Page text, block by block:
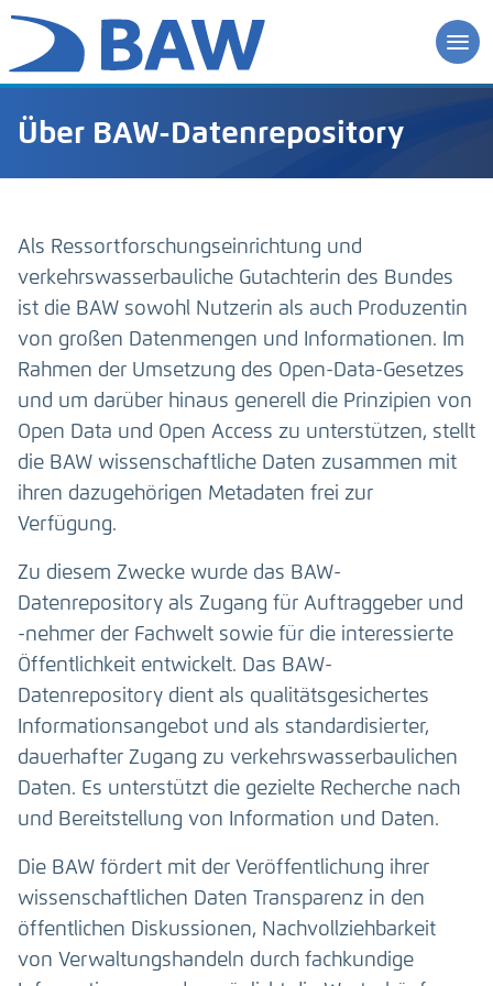
Über BAW-Datenrepository
Als Ressortforschungseinrichtung und
verkehrswasserbauliche Gutachterin des Bundes
ist die BAW sowohl Nutzerin als auch Produzentin
von großen Datenmengen und Informationen. Im
Rahmen der Umsetzung des Open-Data-Gesetzes
und um darüber hinaus generell die Prinzipien von
Open Data und Open Access zu unterstützen, stellt
die BAW wissenschaftliche Daten zusammen mit
ihren dazugehörigen Metadaten frei zur
Verfügung.
Zu diesem Zwecke wurde das BAW-
Datenrepository als Zugang für Auftraggeber und
-nehmer der Fachwelt sowie für die interessierte
Öffentlichkeit entwickelt. Das BAW-
Datenrepository dient als qualitätsgesichertes
Informationsangebot und als standardisierter,
dauerhafter Zugang zu verkehrswasserbaulichen
Daten. Es unterstützt die gezielte Recherche nach
und Bereitstellung von Information und Daten.
Die BAW fördert mit der Veröffentlichung ihrer
wissenschaftlichen Daten Transparenz in den
öffentlichen Diskussionen, Nachvollziehbarkeit
von Verwaltungshandeln durch fachkundige